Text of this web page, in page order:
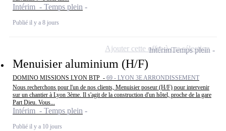
Intérim - Temps plein
Publié il y a 8 jours
Menuisier aluminium (H/F)
DOMINO MISSIONS LYON BTP - 69 - LYON 3E ARRONDISSEMENT
Nous recherchons pour l'un de nos clients, Menuisier poseur (H/F) pour intervenir
sur un chantier à Lyon 3ème. Il s'agit de la construction d'un hôtel, proche de la gare
Part Dieu. Vous...
Intérim - Temps plein
Publié il y a 10 jours
IntérimTemps plein
Ajouter cette offre à ma sélection